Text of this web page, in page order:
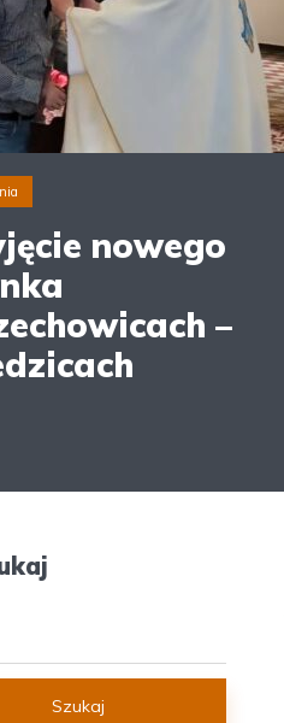
nowego
–
Szukaj